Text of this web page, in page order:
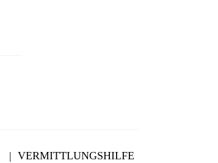
| VERMITTLUNGSHILFE